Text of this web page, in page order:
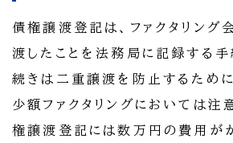
債権譲渡登記は、ファクタリング
渡したことを法務局に記録する手
続きは二重譲渡を防止するために
少額ファクタリングにおいては注
権譲渡登記には数万円の費用が